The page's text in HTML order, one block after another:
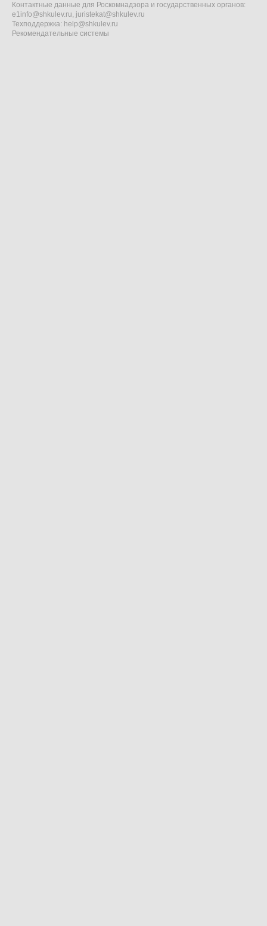
Контактные данные для Роскомнадзора и государственных органов:
e1info@shkulev.ru, juristekat@shkulev.ru
Техподдержка: help@shkulev.ru
Рекомендательные системы